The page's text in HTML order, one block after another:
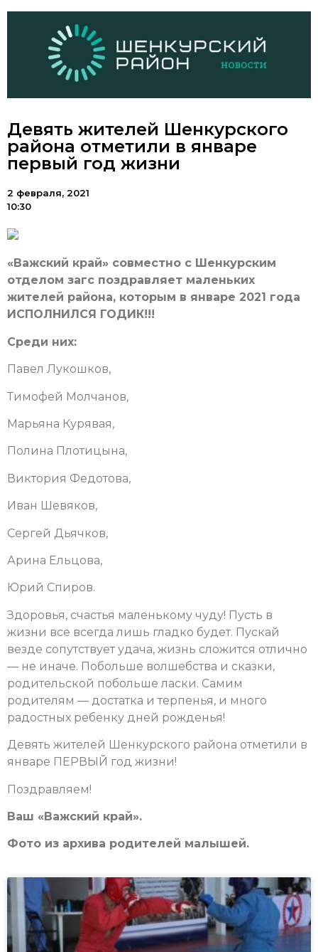
Девять жителей Шенкурского
района отметили в январе
первый год жизни
2 февраля, 2021
10:30
«Важский край» совместно с Шенкурским
отделом загс поздравляет маленьких
жителей района, которым в январе 2021 года
ИСПОЛНИЛСЯ ГОДИК!!!
Среди них:
Павел Лукошков,
Тимофей Молчанов,
Марьяна Курявая,
Полина Плотицына,
Виктория Федотова,
Иван Шевяков,
Сергей Дьячков,
Арина Ельцова,
Юрий Спиров.
Здоровья, счастья маленькому чуду! Пусть в
жизни все всегда лишь гладко будет. Пускай
везде сопутствует удача, жизнь сложится отлично
— не иначе. Побольше волшебства и сказки,
родительской побольше ласки. Самим
родителям — достатка и терпенья, и много
радостных ребенку дней рожденья!
Девять жителей Шенкурского района отметили в
январе ПЕРВЫЙ год жизни!
Поздравляем!
Ваш «Важский край».
Фото из архива родителей малышей.